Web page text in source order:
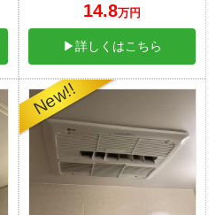
14.8万円
▶詳しくはこちら